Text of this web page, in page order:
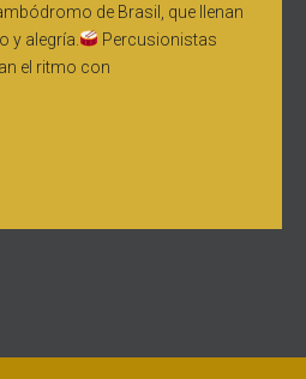
de Brasil, que llenan
y alegría.
Percusionistas
el ritmo con